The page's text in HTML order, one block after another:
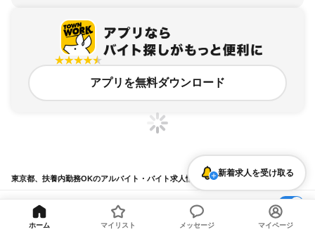
アプリを無料ダウンロード
東京都、扶養内勤務OKのアルバイト・バイト求人情報
求人の詳細を表示
条件を追加・変更して検索
新着求人を受け取る
ホーム マイリスト メッセージ マイページ